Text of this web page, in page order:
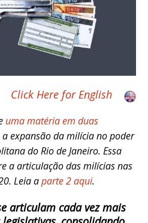
Click Here for English
uma matéria em duas
expansão da milícia no poder
do Rio de Janeiro. Essa
a articulação das milícias nas
Leia aparte 2 aqui.
articulam cada vez mais